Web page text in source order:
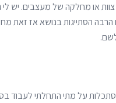
צוות או מחלקה של מעצבים. יש
הסתייגות בנושא אז זאת
על מתי התחלתי לעבוד